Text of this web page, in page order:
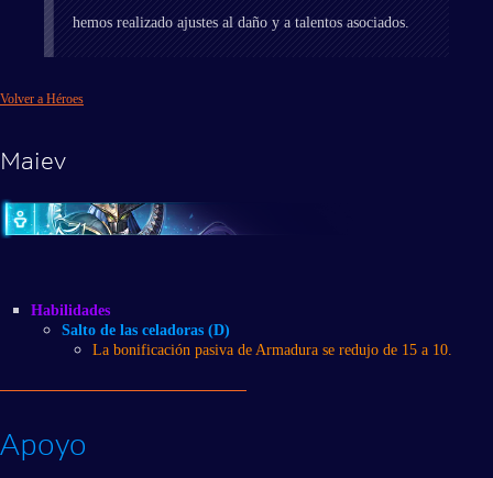
hemos realizado ajustes al daño y a talentos asociados.
Volver a Héroes
Maiev
Habilidades
Salto de las celadoras (D)
La bonificación pasiva de Armadura se redujo de 15 a 10.
Apoyo